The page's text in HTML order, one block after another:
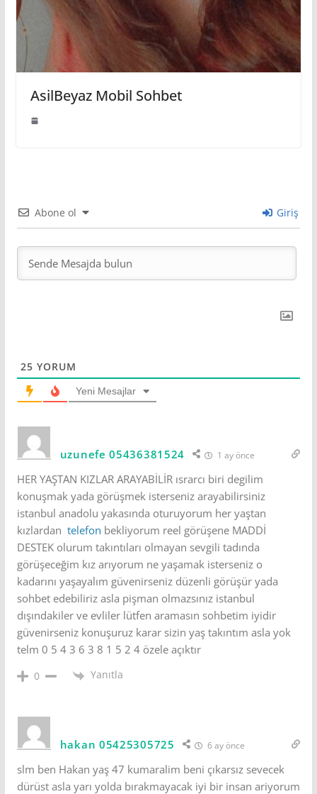
AsilBeyaz Mobil Sohbet
Abone ol Giriş
25 YORUM
Yeni Mesajlar
uzunefe 05436381524 1 ay önce
HER YAŞTAN KIZLAR ARAYABİLİR ısrarcı biri degilim
konuşmak yada görüşmek isterseniz arayabilirsiniz
istanbul anadolu yakasında oturuyorum her yaştan
kızlardan telefon bekliyorum reel görüşene MADDİ
DESTEK olurum takıntıları olmayan sevgili tadında
görüşeceğim kız arıyorum ne yaşamak isterseniz o
kadarını yaşayalım güvenirseniz düzenli görüşür yada
sohbet edebiliriz asla pişman olmazsınız istanbul
dışındakiler ve evliler lütfen aramasın sohbetim iyidir
güvenirseniz konuşuruz karar sizin yaş takıntım asla yok
telm 0 5 4 3 6 3 8 1 5 2 4 özele açıktır
0 Yanıtla
hakan 05425305725 6 ay önce
slm ben Hakan yaş 47 kumaralim beni çıkarsız sevecek
dürüst asla yarı yolda bırakmayacak iyi bir insan ariyorum